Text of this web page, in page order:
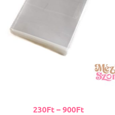
230Ft–900Ft